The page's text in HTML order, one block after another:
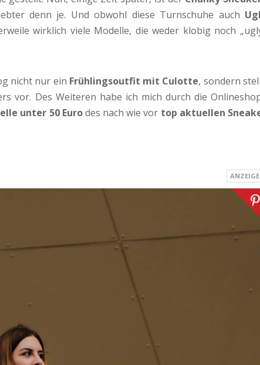
denn je. Und obwohl diese Turnschuhe auch
wirklich viele Modelle, die weder klobig noch
nicht nur ein Frühlingsoutfit mit Culotte, sondern
vor. Des Weiteren habe ich mich durch die
unter 50 Eurodes nach wie vor top aktuellen